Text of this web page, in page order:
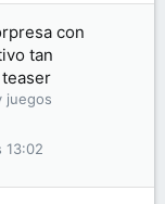
con
tan
juegos
13:02